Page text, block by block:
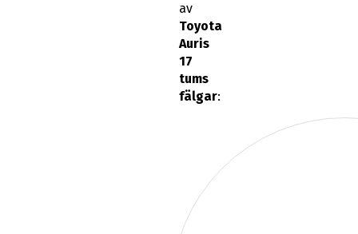
av
Toyota
Auris
17
tums
fälgar: